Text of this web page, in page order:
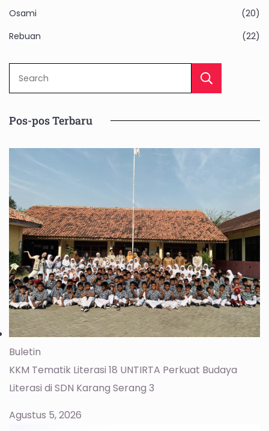
Osami
(20)
Rebuan
(22)
Pos-pos Terbaru
Buletin
KKM Tematik Literasi 18 UNTIRTA Perkuat Budaya
Literasi di SDN Karang Serang 3
Agustus 5, 2026